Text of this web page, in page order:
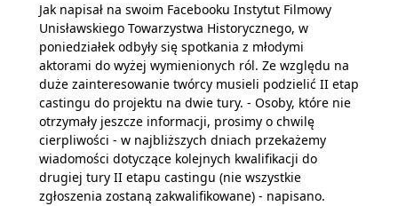
Jak napisał na swoim Facebooku Instytut Filmowy
Unisławskiego Towarzystwa Historycznego, w
poniedziałek odbyły się spotkania z młodymi
aktorami do wyżej wymienionych ról. Ze względu na
duże zainteresowanie twórcy musieli podzielić II etap
castingu do projektu na dwie tury. - Osoby, które nie
otrzymały jeszcze informacji, prosimy o chwilę
cierpliwości - w najbliższych dniach przekażemy
wiadomości dotyczące kolejnych kwalifikacji do
drugiej tury II etapu castingu (nie wszystkie
zgłoszenia zostaną zakwalifikowane) - napisano.